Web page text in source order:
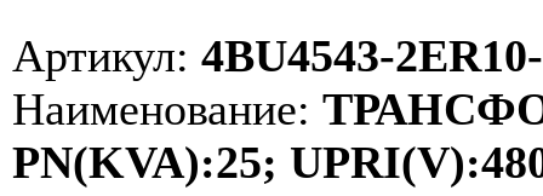
Артикул: 4BU4543-
Наименование:
PN(KVA):25;